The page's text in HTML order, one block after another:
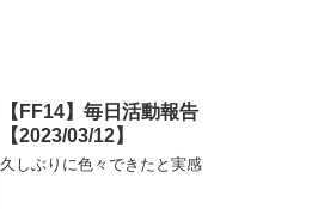
【FF14】毎日活動報告
【2023/03/12】
久しぶりに色々できたと実感